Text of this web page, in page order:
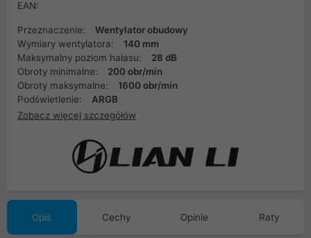
EAN:
Przeznaczenie:
Wentylator obudowy
Wymiary wentylatora:
140 mm
Maksymalny poziom hałasu:
28 dB
Obroty minimalne:
200 obr/min
Obroty maksymalne:
1600 obr/min
Podświetlenie:
ARGB
Zobacz więcej szczegółów
Opis Cechy Opinie Raty